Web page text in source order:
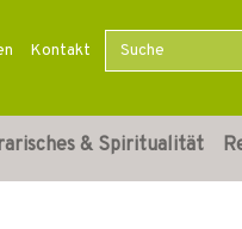
Kontakt
& Spiritualität